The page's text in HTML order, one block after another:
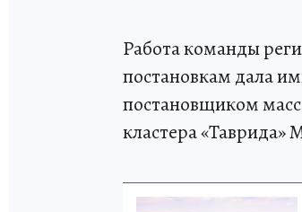
Работа команды
постановкам дала
постановщиком
кластера «Таврида»